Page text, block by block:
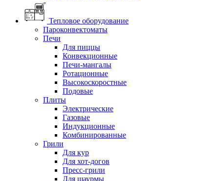
Тепловое оборудование
Пароконвектоматы
Печи
Для пиццы
Конвекционные
Печи-мангалы
Ротационные
Высокоскоростные
Подовые
Плиты
Электрические
Газовые
Индукционные
Комбинированные
Грили
Для кур
Для хот-догов
Пресс-грили
Для шаурмы